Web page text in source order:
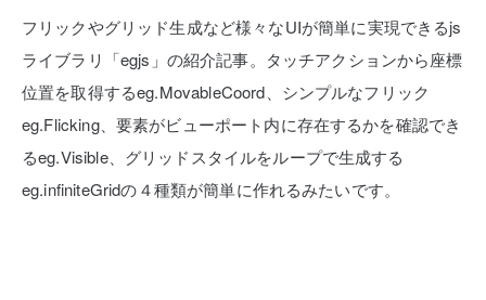
フリックやグリッド生成など様々なUIが簡単に実現できるjs
ライブラリ「egjs」の紹介記事。タッチアクションから座標
位置を取得するeg.MovableCoord、シンプルなフリック
eg.Flicking、要素がビューポート内に存在するかを確認でき
るeg.Visible、グリッドスタイルをループで生成する
eg.infiniteGridの４種類が簡単に作れるみたいです。